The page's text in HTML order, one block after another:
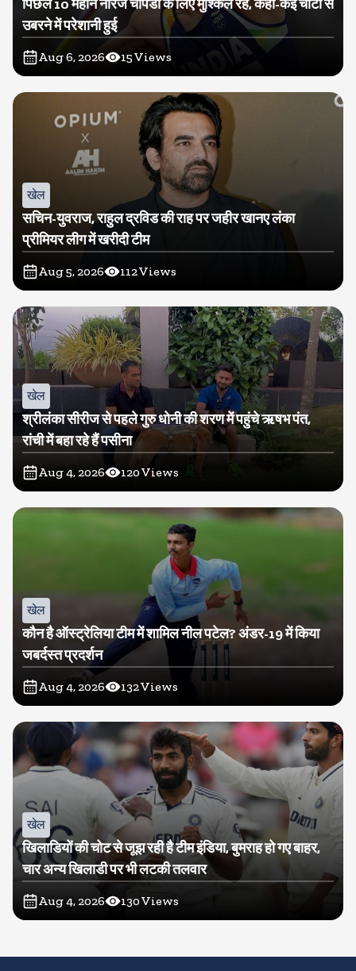
पिछले 10 महीने नीरज चोपडा के लिए मुश्किल रहे, कहा-कई चोटों से
उबरने में परेशानी हुई
Aug 6, 2026 15Views
खेल
सचिन-युवराज, राहुल द्रविड की राह पर जहीर खानए लंका
प्रीमियर लीग में खरीदी टीम
Aug 5, 2026 112Views
खेल
श्रीलंका सीरीज से पहले गुरु धोनी की शरण में पहुंचे ऋषभ पंत,
रांची में बहा रहे हैं पसीना
Aug 4, 2026 120Views
खेल
कौन है ऑस्ट्रेलिया टीम में शामिल नील पटेल? अंडर-19 में किया
जबर्दस्त प्रदर्शन
Aug 4, 2026 132Views
खेल
खिलाडियों की चोट से जूझ रही है टीम इंडिया, बुमराह हो गए बाहर,
चार अन्य खिलाडी पर भी लटकी तलवार
Aug 4, 2026 130Views